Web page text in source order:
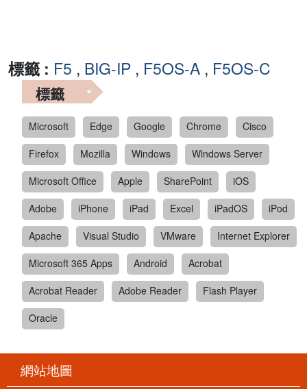
標籤 : F5 , BIG-IP , F5OS-A , F5OS-C
標籤
Microsoft Edge Google Chrome
Cisco
Firefox
Mozilla Windows
Windows Server
Microsoft Office
Apple SharePoint
iOS
Adobe
iPhone iPad Excel iPadOS
iPod
Apache
Visual Studio VMware
Internet Explorer
Microsoft 365 Apps
Android
Acrobat
Acrobat Reader
Adobe Reader
Flash Player
Oracle
網站地圖